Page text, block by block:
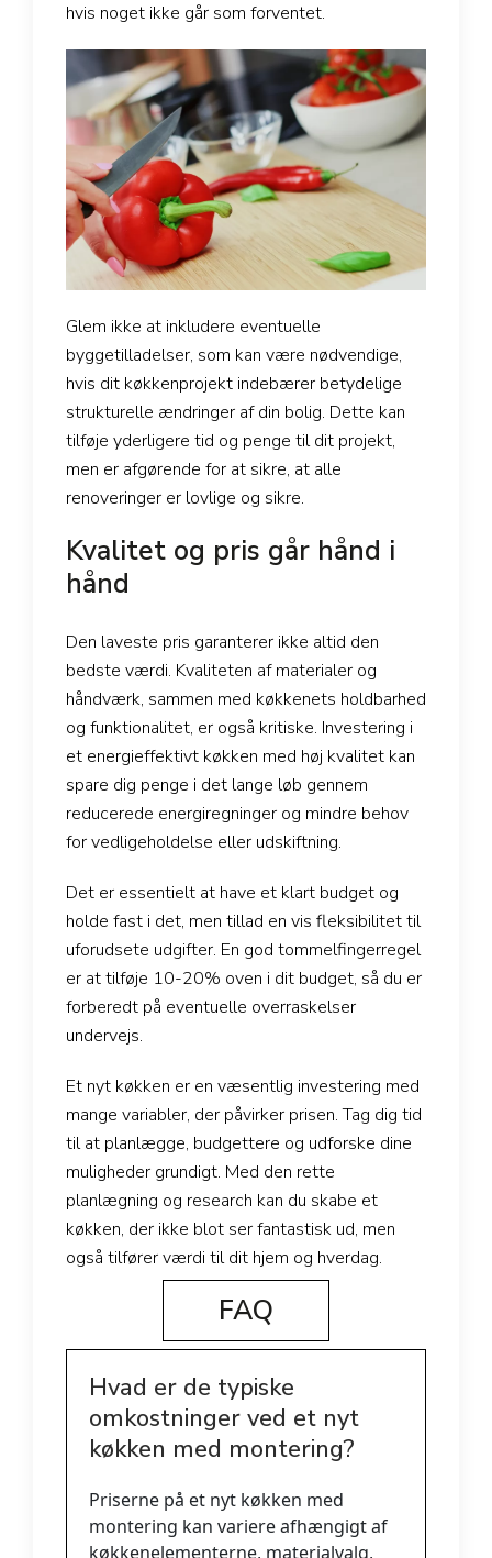
hvis noget ikke går som forventet.
Glem ikke at inkludere eventuelle
byggetilladelser, som kan være nødvendige,
hvis dit køkkenprojekt indebærer betydelige
strukturelle ændringer af din bolig. Dette kan
tilføje yderligere tid og penge til dit projekt,
men er afgørende for at sikre, at alle
renoveringer er lovlige og sikre.
Kvalitet og pris går hånd i
hånd
Den laveste pris garanterer ikke altid den
bedste værdi. Kvaliteten af materialer og
håndværk, sammen med køkkenets holdbarhed
og funktionalitet, er også kritiske. Investering i
et energieffektivt køkken med høj kvalitet kan
spare dig penge i det lange løb gennem
reducerede energiregninger og mindre behov
for vedligeholdelse eller udskiftning.
Det er essentielt at have et klart budget og
holde fast i det, men tillad en vis fleksibilitet til
uforudsete udgifter. En god tommelfingerregel
er at tilføje 10-20% oven i dit budget, så du er
forberedt på eventuelle overraskelser
undervejs.
Et nyt køkken er en væsentlig investering med
mange variabler, der påvirker prisen. Tag dig tid
til at planlægge, budgettere og udforske dine
muligheder grundigt. Med den rette
planlægning og research kan du skabe et
køkken, der ikke blot ser fantastisk ud, men
også tilfører værdi til dit hjem og hverdag.
FAQ
Hvad er de typiske
omkostninger ved et nyt
køkken med montering?
Priserne på et nyt køkken med
montering kan variere afhængigt af
køkkenelementerne, materialvalg,